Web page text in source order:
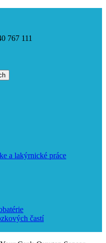
767 111
a lakýrnické práce
častí